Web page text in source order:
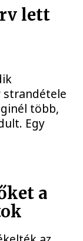
lett
strandétele
több,
Egy
a